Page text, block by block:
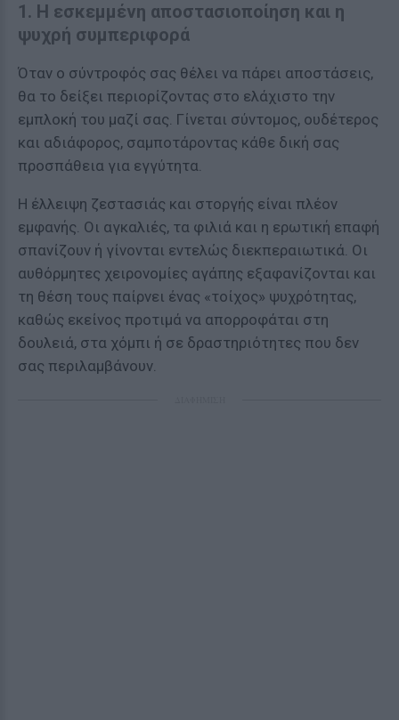
1. Η εσκεμμένη αποστασιοποίηση και η
ψυχρή συμπεριφορά
Όταν ο σύντροφός σας θέλει να πάρει αποστάσεις,
θα το δείξει περιορίζοντας στο ελάχιστο την
εμπλοκή του μαζί σας. Γίνεται σύντομος, ουδέτερος
και αδιάφορος, σαμποτάροντας κάθε δική σας
προσπάθεια για εγγύτητα.
Η έλλειψη ζεστασιάς και στοργής είναι πλέον
εμφανής. Οι αγκαλιές, τα φιλιά και η ερωτική επαφή
σπανίζουν ή γίνονται εντελώς διεκπεραιωτικά. Οι
αυθόρμητες χειρονομίες αγάπης εξαφανίζονται και
τη θέση τους παίρνει ένας «τοίχος» ψυχρότητας,
καθώς εκείνος προτιμά να απορροφάται στη
δουλειά, στα χόμπι ή σε δραστηριότητες που δεν
σας περιλαμβάνουν.